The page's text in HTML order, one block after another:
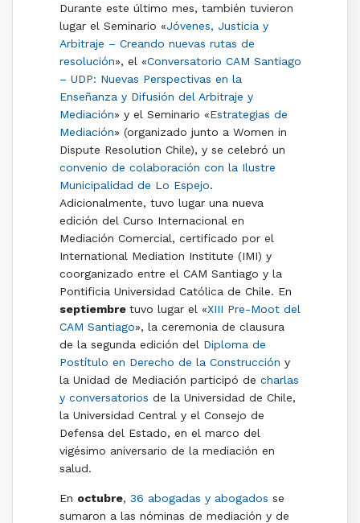
Durante este último mes, también tuvieron
lugar el Seminario «Jóvenes, Justicia y
Arbitraje – Creando nuevas rutas de
resolución», el «Conversatorio CAM Santiago
– UDP: Nuevas Perspectivas en la
Enseñanza y Difusión del Arbitraje y
Mediación» y el Seminario «Estrategias de
Mediación» (organizado junto a Women in
Dispute Resolution Chile), y se celebró un
convenio de colaboración con la Ilustre
Municipalidad de Lo Espejo.
Adicionalmente, tuvo lugar una nueva
edición del Curso Internacional en
Mediación Comercial, certificado por el
International Mediation Institute (IMI) y
coorganizado entre el CAM Santiago y la
Pontificia Universidad Católica de Chile. En
septiembre tuvo lugar el «XIII Pre-Moot del
CAM Santiago», la ceremonia de clausura
de la segunda edición del Diploma de
Postítulo en Derecho de la Construcción y
la Unidad de Mediación participó de charlas
y conversatorios de la Universidad de Chile,
la Universidad Central y el Consejo de
Defensa del Estado, en el marco del
vigésimo aniversario de la mediación en
salud.
En octubre, 36 abogadas y abogados se
sumaron a las nóminas de mediación y de